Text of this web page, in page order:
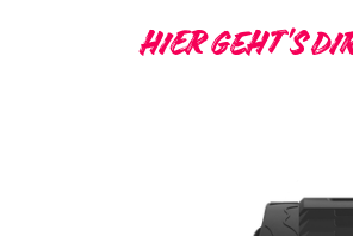
HIER GEHT’S